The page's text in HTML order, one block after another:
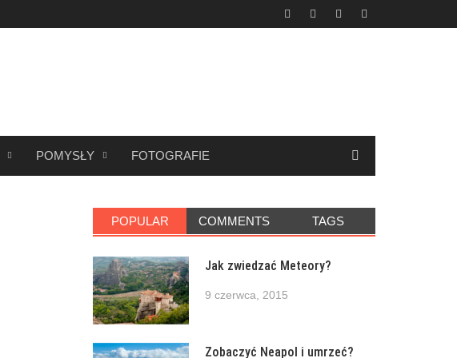
POMYSŁY FOTOGRAFIE
POPULAR COMMENTS TAGS
Jak zwiedzać Meteory?
9 czerwca, 2015
Zobaczyć Neapol i umrzeć?